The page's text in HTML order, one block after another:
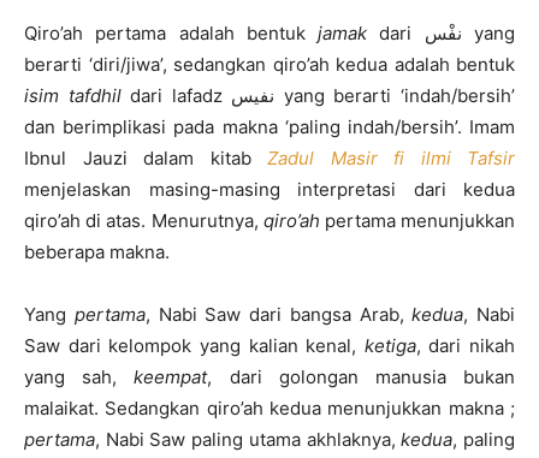
Qiro’ah pertama adalah bentukjamak dari نفْس yang
berarti ‘diri/jiwa’, sedangkan qiro’ah kedua adalah bentuk
isim tafdhildari lafadz نفيس yang berarti ‘indah/bersih’
dan berimplikasi pada makna ‘paling indah/bersih’. Imam
Ibnul Jauzi dalam kitab Zadul Masir fi ilmi Tafsir
menjelaskan masing-masing interpretasi dari kedua
qiro’ah di atas. Menurutnya, qiro’ah pertama menunjukkan
beberapa makna.
Yang pertama, Nabi Saw dari bangsa Arab,kedua, Nabi
Saw dari kelompok yang kalian kenal, ketiga, dari nikah
yang sah,keempat, dari golongan manusia bukan
malaikat. Sedangkan qiro’ah kedua menunjukkan makna ;
pertama, Nabi Saw paling utama akhlaknya,kedua, paling